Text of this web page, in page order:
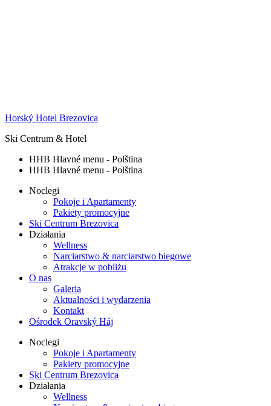
Horský Hotel Brezovica
Ski Centrum & Hotel
HHB Hlavné menu - Polština
HHB Hlavné menu - Polština
Noclegi
Pokoje i Apartamenty
Pakiety promocyjne
Ski Centrum Brezovica
Działania
Wellness
Narciarstwo & narciarstwo biegowe
Atrakcje w pobliżu
O nas
Galeria
Aktualności i wydarzenia
Kontakt
Ośrodek Oravský Háj
Noclegi
Pokoje i Apartamenty
Pakiety promocyjne
Ski Centrum Brezovica
Działania
Wellness